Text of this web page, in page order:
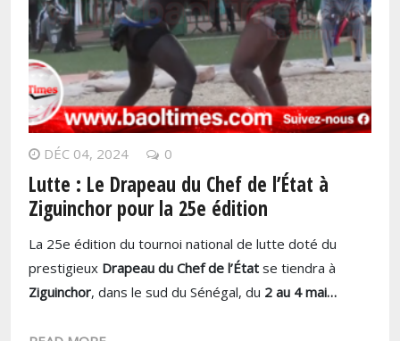
DÉC 04, 2024 0
Lutte : Le Drapeau du Chef de l’État à
Ziguinchor pour la 25e édition
La 25e édition du tournoi national de lutte doté du
prestigieux Drapeau du Chef de l’État se tiendra à
Ziguinchor, dans le sud du Sénégal, du 2 au 4 mai…